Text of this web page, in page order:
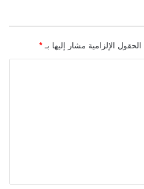
الحقول الإلزامية مشار إليها بـ *